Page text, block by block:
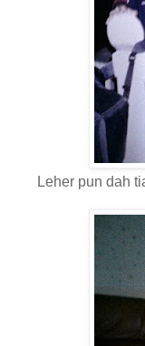
Leher pun dah